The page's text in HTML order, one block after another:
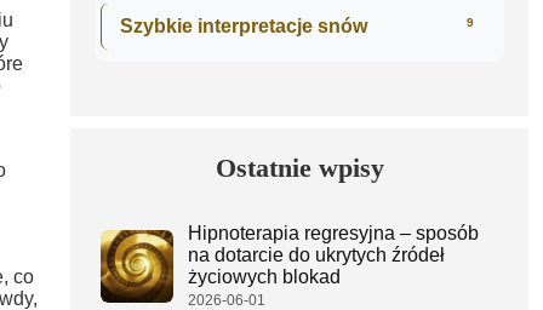
co
Szybkie interpretacje snów 9
Ostatnie wpisy
Hipnoterapia regresyjna – sposób
na dotarcie do ukrytych źródeł
życiowych blokad
2026-06-01